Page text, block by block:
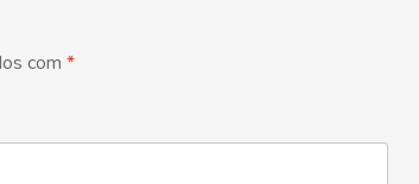
com *